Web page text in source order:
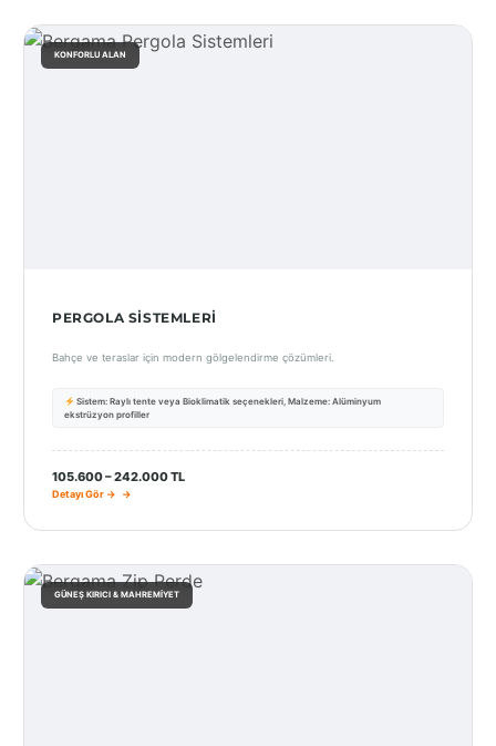
KONFORLU ALAN
PERGOLA SISTEMLERI
Bahçe ve teraslar için modern gölgelendirme çözümleri.
Sistem: Raylı tente veya Bioklimatik seçenekleri, Malzeme: Alüminyum
ekstrüzyon profiller
105.600 – 242.000 TL
Detayı Gör →
GÜNEŞ KIRICI & MAHREMIYET